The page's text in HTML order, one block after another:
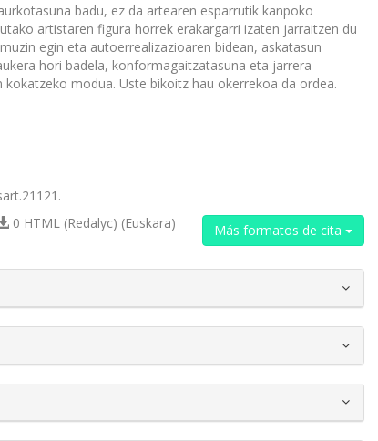
badu, ez da artearen esparrutik kanpoko
artistaren figura horrek erakargarri izaten jarraitzen du
egin eta autoerrealizazioaren bidean, askatasun
hori badela, konformagaitzatasuna eta jarrera
modua. Uste bikoitz hau okerrekoa da ordea.
Más formatos de cita
0 HTML (Redalyc) (Euskara)